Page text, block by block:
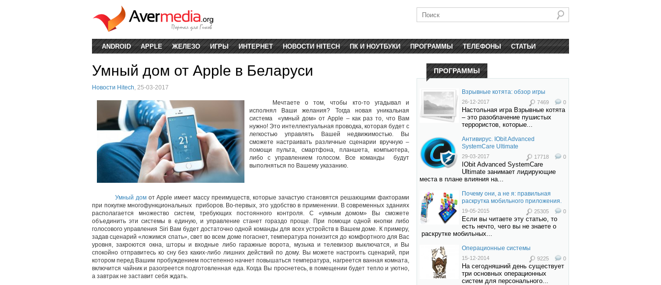
ANDROID APPLE ЖЕЛЕЗО ИГРЫ ИНТЕРНЕТ НОВОСТИ HITECH ПК И НОУТБУКИ ПРОГРАММЫ ТЕЛЕФОНЫ СТАТЬИ
Умный дом от Apple в Беларуси
Новости Hitech, 25-03-2017
Мечтаете о том, чтобы кто-то угадывал и
исполнял Ваши желания? Тогда новая уникальная
система «умный дом» от Apple – как раз то, что Вам
нужно! Это интеллектуальная проводка, которая будет с
легкостью управлять Вашей недвижимостью. Вы
сможете настраивать различные сценарии вручную –
помощи пульта, смартфона, планшета, компьютера,
либо с управлением голосом. Все команды будут
выполняться по Вашему указанию.
Умный домот Apple имеет массу преимуществ, которые зачастую становятся решающими факторами
при покупке многофункциональных приборов. Во-первых, это удобство в применении. В современных зданиях
располагается множество систем, требующих постоянного контроля. С «умным домом» Вы сможете
объединить эти системы в единую, и управление станет гораздо проще. При помощи одной кнопки либо
голосового управления Siri Вам будет достаточно одной команды для всех устройств в Вашем доме. К примеру,
задав сценарий «ложимся спать», свет во всем доме погаснет, температура понизится до комфортного для Вас
уровня, закроются окна, шторы и входные либо гаражные ворота, музыка и телевизор выключатся, и Вы
спокойно отправитесь ко сну без каких-либо лишних действий по дому. Вы можете настроить сценарий, при
котором перед Вашим пробуждением постепенно начнет повышаться температура, нагреется ванная комната,
включится чайник и разогреется подготовленная еда. Когда Вы проснетесь, в помещении будет тепло и уютно,
а завтрак не заставит себя ждать.
ПРОГРАММЫ
Взрывные котята: обзор игры
26-12-2017 7469 0
Настольная игра Взрывные котята
– это разоблачение пушистых
террористов, которые...
Антивирус. IObit Advanced
SystemCare Ultimate
29-03-2017 17718 0
IObit Advanced SystemCare
Ultimate занимает лидирующие
места в плане влияния на...
Почему они, а не я: правильная
раскрутка мобильного приложения.
19-05-2015 25305 0
Если вы читаете эту статью, то
есть нечто, чего вы не знаете о
раскрутке мобильных...
Операционные системы
15-12-2014 9225 0
На сегодняшний день существует
три основных операционных
систем для персонального...